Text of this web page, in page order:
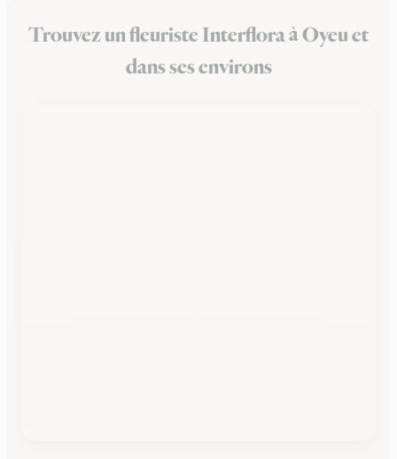
Trouvez un fleuriste Interflora à Oyeu et
dans ses environs